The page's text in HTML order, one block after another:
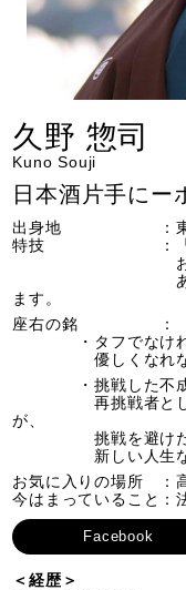
久野 惣司
Kuno Souji
日本酒片手に
出身地 ：東
特技 ：「選
お料理、イ
あらゆる状況
ます。
座右の銘 ：
・タフでなければ
優しくなれなけれ
・挑戦した不成
再挑戦者としての
が、
挑戦を避けたま
新しい人生など
お気に入りの場所 ：
今はまっていること
Facebook
＜経歴＞